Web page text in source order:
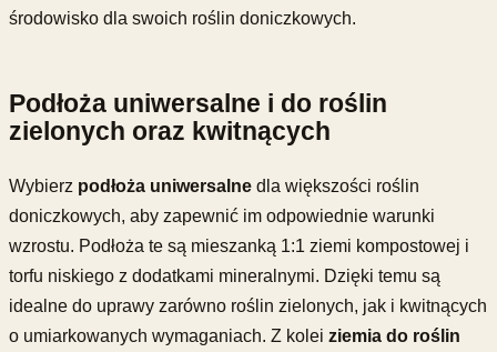
środowisko dla swoich roślin doniczkowych.
Podłoża uniwersalne i do roślin
zielonych oraz kwitnących
Wybierz podłoża uniwersalne dla większości roślin
doniczkowych, aby zapewnić im odpowiednie warunki
wzrostu. Podłoża te są mieszanką 1:1 ziemi kompostowej i
torfu niskiego z dodatkami mineralnymi. Dzięki temu są
idealne do uprawy zarówno roślin zielonych, jak i kwitnących
o umiarkowanych wymaganiach. Z kolei ziemia do roślin